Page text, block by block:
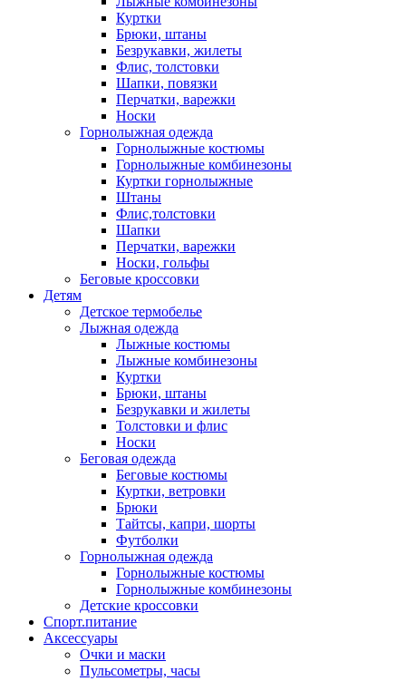
Куртки
Брюки, штаны
Безрукавки, жилеты
Флис, толстовки
Шапки, повязки
Перчатки, варежки
Носки
Горнолыжная одежда
Горнолыжные костюмы
Горнолыжные комбинезоны
Куртки горнолыжные
Штаны
Флис,толстовки
Шапки
Перчатки, варежки
Носки, гольфы
Беговые кроссовки
Детям
Детское термобелье
Лыжная одежда
Лыжные костюмы
Лыжные комбинезоны
Куртки
Брюки, штаны
Безрукавки и жилеты
Толстовки и флис
Носки
Беговая одежда
Беговые костюмы
Куртки, ветровки
Брюки
Тайтсы, капри, шорты
Футболки
Горнолыжная одежда
Горнолыжные костюмы
Горнолыжные комбинезоны
Детские кроссовки
Спорт.питание
Аксессуары
Очки и маски
Пульсометры, часы